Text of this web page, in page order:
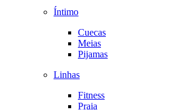
Íntimo
Cuecas
Meias
Pijamas
Linhas
Fitness
Praia